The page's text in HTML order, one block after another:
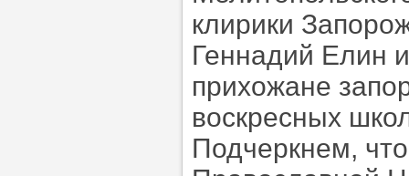
клирики
Геннадий Елин
прихожане
воскресных
Подчеркнем,